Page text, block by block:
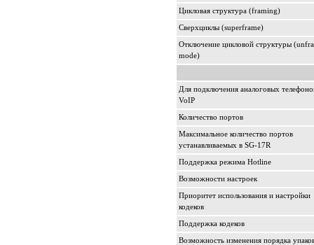
Цикловая структура (framing)
Сверхциклы (superframe)
Отключение цикловой структуры
mode)
Для подключения аналоговых
VoIP
Количество портов
Максимальное количество портов
устанавливаемых в SG-17R
Поддержка режима Hotline
Возможности настроек
Приоритет использования и настройки
кодеков
Поддержка кодеков
Возможность изменения порядка